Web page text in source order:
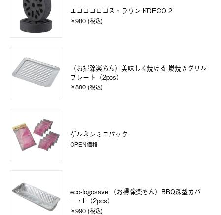
エコココロゴス・ラウンドDECO 2
￥980 (税込)
（お掃除楽ちん）美味しく焼ける 炭焼きグリル
プレート（2pcs）
￥880 (税込)
ゲルネンミニパック
OPEN価格
eco-logosave （お掃除楽ちん）BBQ深型カバ
ー・L（2pcs）
￥990 (税込)